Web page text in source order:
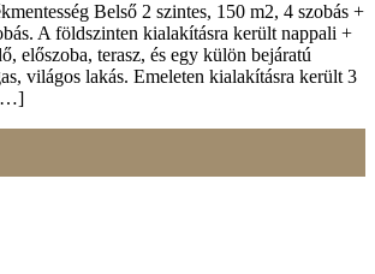
Belső 2 szintes, 150 m2, 4 szobás +
A földszinten kialakításra került nappali +
előszoba, terasz, és egy külön bejáratú
világos lakás. Emeleten kialakításra került 3
[…]